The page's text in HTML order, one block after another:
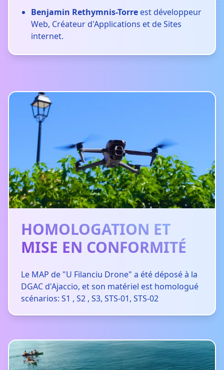
Benjamin Rethymnis-Torre est développeur
Web, Créateur d'Applications et de Sites
internet.
HOMOLOGATION ET
MISE EN CONFORMITÉ
Le MAP de "U Filanciu Drone" a été déposé à la
DGAC d'Ajaccio, et son matériel est homologué
scénarios: S1 , S2 , S3, STS-01, STS-02